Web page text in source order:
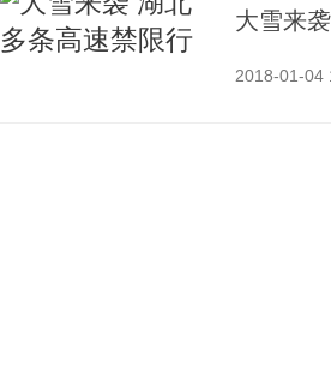
大雪来
2018-01-04